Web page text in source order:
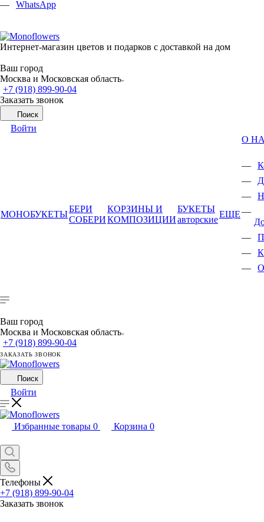
WhatsApp
Интернет-магазин цветов и подарков с доставкой на дом
Ваш город
Москва и Московская область
+7 (918) 899-90-04
Заказать звонок
Поиск
Войти
МОНОБУКЕТЫ
БЕРИ
СОБЕРИ
КОРЗИНЫ И
КОМПОЗИЦИИ
БУКЕТЫ
авторские
ЕЩЕ
О
Ваш город
Москва и Московская область
+7 (918) 899-90-04
ЗАКАЗАТЬ ЗВОНОК
Поиск
Войти
Избранные товары 0 Корзина 0
Телефоны
+7 (918) 899-90-04
Заказать звонок